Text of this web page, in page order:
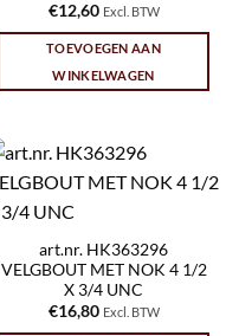
€12,60 Excl. BTW
TOEVOEGEN AAN
WINKELWAGEN
art.nr. HK363296
VELGBOUT MET NOK 4 1/2
X 3/4 UNC
€16,80 Excl. BTW